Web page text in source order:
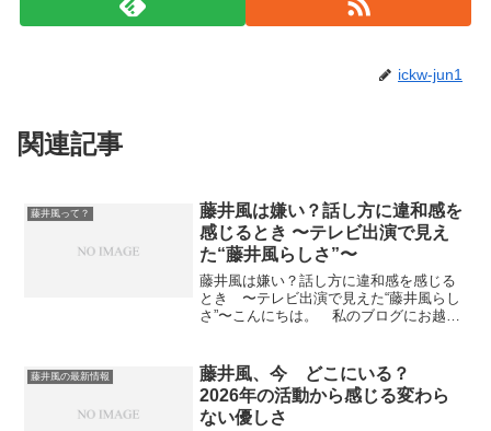
ickw-jun1
関連記事
藤井風って？
藤井風は嫌い？話し方に違和感を
感じるとき 〜テレビ出演で見え
た“藤井風らしさ”〜
藤井風は嫌い？話し方に違和感を感じる
とき 〜テレビ出演で見えた“藤井風らし
さ”〜こんにちは。 私のブログにお越し
ブログを執筆している私ですが、最近リ
リースされたニューア...
藤井風の最新情報
藤井風、今 どこにいる？
2026年の活動から感じる変わら
ない優しさ